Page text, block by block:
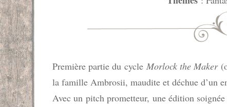
Première partie du cycle Morlock the Maker
la famille Ambrosii, maudite et déchue d’un
Avec un pitch prometteur, une édition